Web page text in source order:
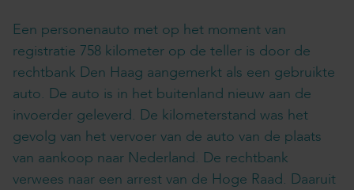
Een personenauto met op het moment van
registratie 758 kilometer op de teller is door de
rechtbank Den Haag aangemerkt als een gebruikte
auto. De auto is in het buitenland nieuw aan de
invoerder geleverd. De kilometerstand was het
gevolg van het vervoer van de auto van de plaats
van aankoop naar Nederland. De rechtbank
verwees naar een arrest van de Hoge Raad. Daaruit